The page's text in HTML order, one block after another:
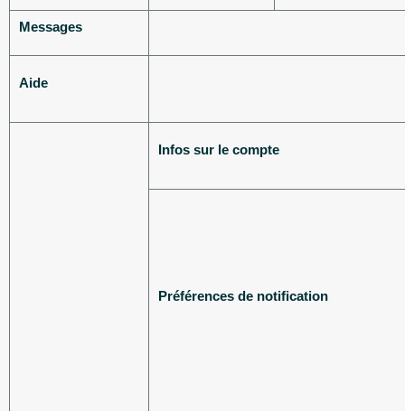
Messages
Aide
Infos sur le compte
Préférences de notification